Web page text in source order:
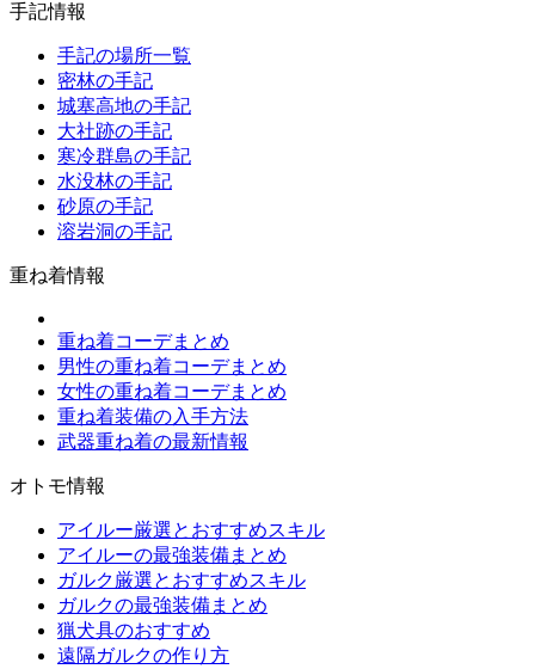
手記情報
手記の場所一覧
密林の手記
城塞高地の手記
大社跡の手記
寒冷群島の手記
水没林の手記
砂原の手記
溶岩洞の手記
重ね着情報
重ね着コーデまとめ
男性の重ね着コーデまとめ
女性の重ね着コーデまとめ
重ね着装備の入手方法
武器重ね着の最新情報
オトモ情報
アイルー厳選とおすすめスキル
アイルーの最強装備まとめ
ガルク厳選とおすすめスキル
ガルクの最強装備まとめ
猟犬具のおすすめ
遠隔ガルクの作り方